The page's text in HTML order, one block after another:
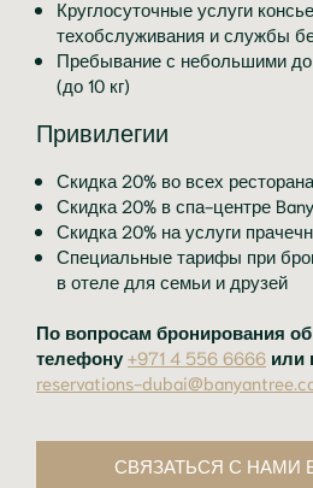
Круглосуточные услуги
техобслуживания и службы
Пребывание с небольшими
(до 10 кг)
Привилегии
Скидка 20% во всех
Скидка 20% в спа-центре
Скидка 20% на услуги
Специальные тарифы при
в отеле для семьи и друзей
По вопросам бронирования
телефону +971 4 556 6666 или
reservations-
СВЯЗАТЬСЯ С НАМИ В